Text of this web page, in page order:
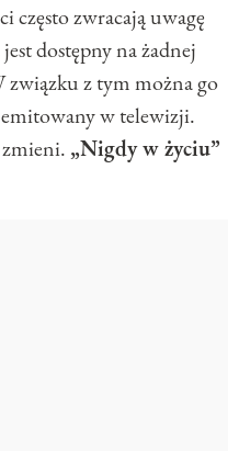
często zwracają uwagę
dostępny na żadnej
z tym można go
w telewizji.
„Nigdy w życiu”